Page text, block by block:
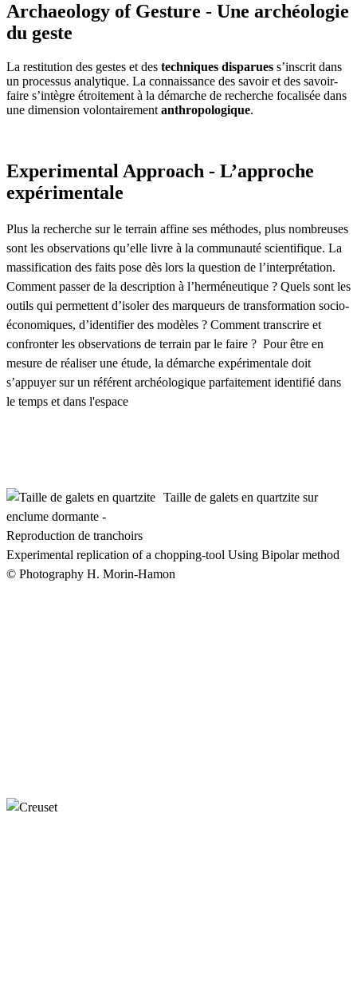
Archaeology of Gesture - Une archéologie
du geste
La restitution des gestes et des techniques disparues s’inscrit dans
un processus analytique. La connaissance des savoir et des savoir-
faire s’intègre étroitement à la démarche de recherche focalisée dans
une dimension volontairement anthropologique.
Experimental Approach - L’approche
expérimentale
Plus la recherche sur le terrain affine ses méthodes, plus nombreuses
sont les observations qu’elle livre à la communauté scientifique. La
massification des faits pose dès lors la question de l’interprétation.
Comment passer de la description à l’herméneutique ? Quels sont les
outils qui permettent d’isoler des marqueurs de transformation socio-
économiques, d’identifier des modèles ? Comment transcrire et
confronter les observations de terrain par le faire ? Pour être en
mesure de réaliser une étude, la démarche expérimentale doit
s’appuyer sur un référent archéologique parfaitement identifié dans
le temps et dans l'espace
Taille de galets en quartzite sur
enclume dormante -
Reproduction de tranchoirs
Experimental replication of a chopping-tool Using Bipolar method
© Photography H. Morin-Hamon